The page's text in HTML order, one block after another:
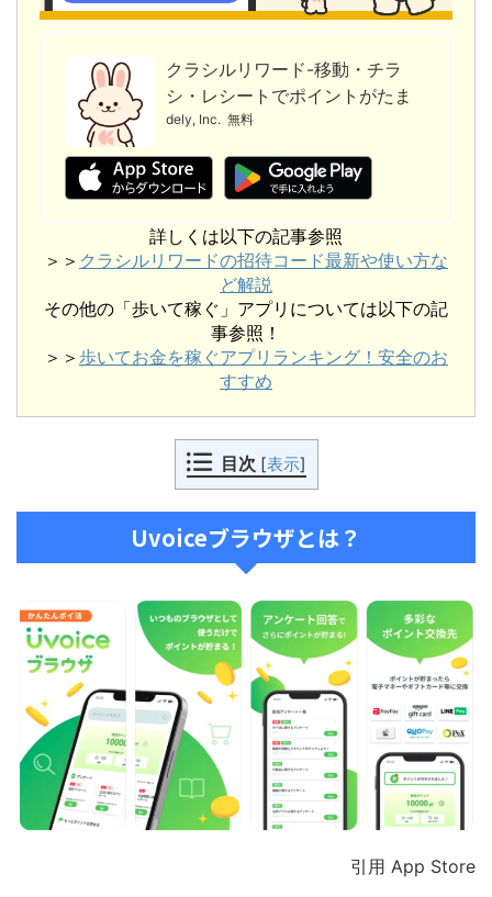
クラシルリワード-移動・チラ
シ・レシートでポイントがたま
る
dely, Inc. 無料
詳しくは以下の記事参照
＞＞ クラシルリワードの招待コード最新や使い方な
ど解説
その他の「歩いて稼ぐ」アプリについては以下の記
事参照！
＞＞ 歩いてお金を稼ぐアプリランキング！安全のお
すすめ
目次 [表示]
Uvoiceブラウザとは？
引用 App Store